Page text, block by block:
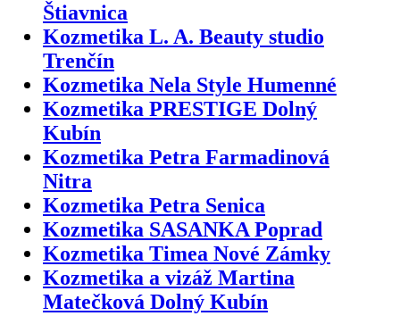
Štiavnica
Kozmetika L. A. Beauty studio
Trenčín
Kozmetika Nela Style Humenné
Kozmetika PRESTIGE Dolný
Kubín
Kozmetika Petra Farmadinová
Nitra
Kozmetika Petra Senica
Kozmetika SASANKA Poprad
Kozmetika Timea Nové Zámky
Kozmetika a vizáž Martina
Matečková Dolný Kubín